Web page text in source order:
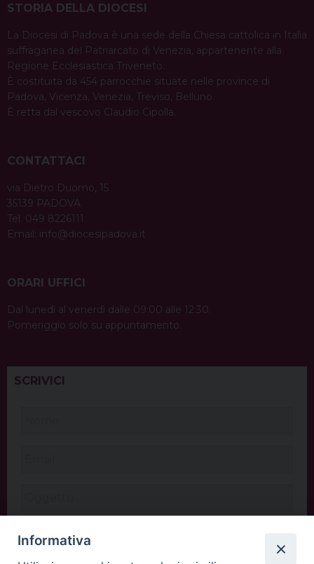
STORIA DELLA DIOCESI
La Diocesi di Padova è una sede della Chiesa cattolica in Italia
suffraganea del Patriarcato di Venezia, appartenente alla
Regione Ecclesiastica Triveneto.
È costituita da 454 parrocchie situate nelle province di
Padova, Vicenza, Venezia, Treviso, Belluno.
È retta dal vescovo Claudio Cipolla.
CONTATTACI
via Dietro Duomo, 15
35139 PADOVA
Tel. 049 8226111
Email: info@diocesipadova.it
ORARI UFFICI
Dal lunedì al venerdì dalle 09:00 alle 12:30.
Pomeriggio solo su appuntamento.
SCRIVICI
Informativa